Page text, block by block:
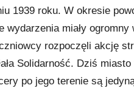
1939 roku. W okresie
miały ogromny
rozpoczęli akcję
Solidarność. Dziś
po jego terenie są